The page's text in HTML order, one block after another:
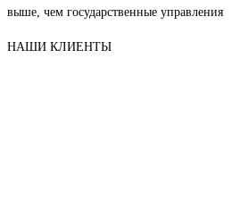
выше, чем государственные управления
НАШИ КЛИЕНТЫ